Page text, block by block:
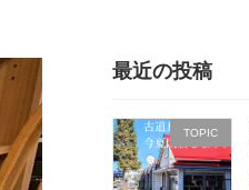
最近の投稿
TOPIC